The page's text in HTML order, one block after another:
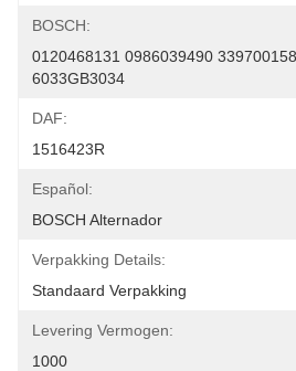
BOSCH:
0120468131 0986039490
6033GB3034
DAF:
1516423R
Español:
BOSCH Alternador
Verpakking Details:
Standaard Verpakking
Levering Vermogen:
1000